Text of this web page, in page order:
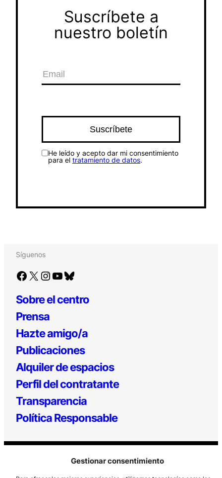
Gestionar consentimiento
Suscríbete a
nuestro boletín
He leído y acepto dar mi consentimiento
para el tratamiento de datos.
Síguenos
Facebook X Instagram YouTube Bluesky
Sobre el centro
Prensa
Hazte amigo/a
Publicaciones
Alquiler de espacios
Perfil del contratante
Transparencia
Política Responsable